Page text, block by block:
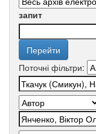
запит
Поточні фільтри: